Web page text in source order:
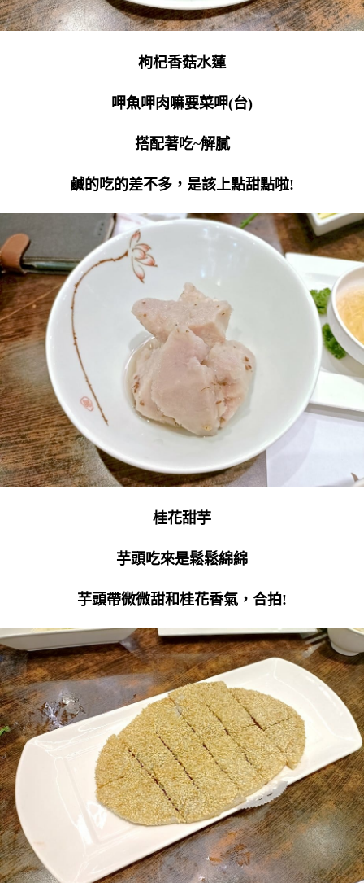
枸杞香菇水蓮
呷魚呷肉嘛要菜呷(台)
搭配著吃~解膩
鹹的吃的差不多，是該上點甜點啦!
桂花甜芋
芋頭吃來是鬆鬆綿綿
芋頭帶微微甜和桂花香氣，合拍!